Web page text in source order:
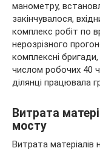
манометру,
закінчувалося,
комплекс робіт по
нерозрізного
комплексні
числом робочих 40
ділянці працювала
Витрата
мосту
Витрата